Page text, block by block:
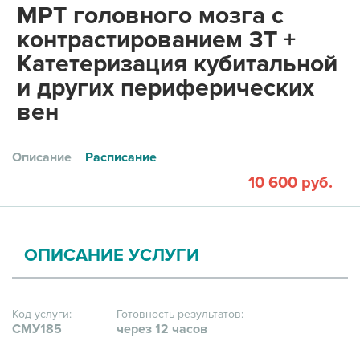
ПРАВОВАЯ ИНФОРМАЦИЯ
МРТ головного мозга с
контрастированием 3Т +
Катетеризация кубитальной
и других периферических
вен
Описание Расписание
10 600 руб.
ОПИСАНИЕ УСЛУГИ
Код услуги:
СМУ185
Готовность результатов:
через 12 часов